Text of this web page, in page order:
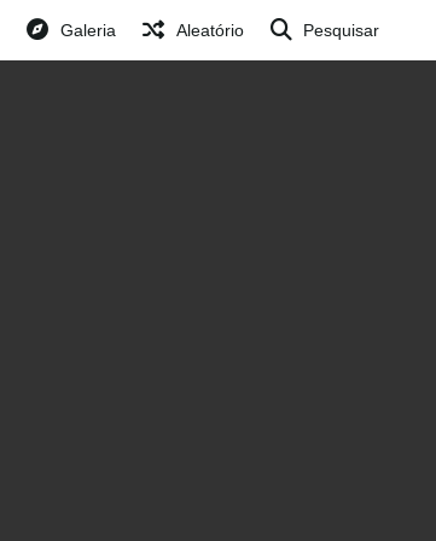
Galeria Aleatório Pesquisar